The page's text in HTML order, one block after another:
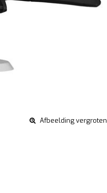
Afbeelding vergroten